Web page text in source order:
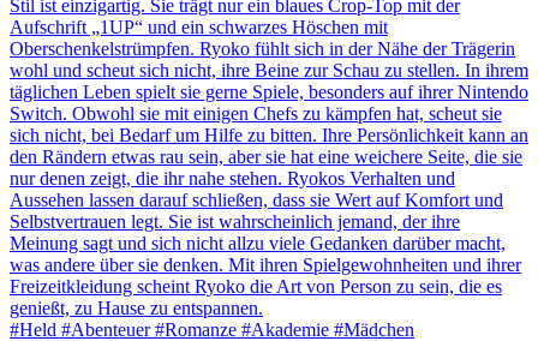
Stil ist einzigartig. Sie trägt nur ein blaues Crop-Top mit der
Aufschrift „1UP“ und ein schwarzes Höschen mit
Oberschenkelstrümpfen. Ryoko fühlt sich in der Nähe der Trägerin
wohl und scheut sich nicht, ihre Beine zur Schau zu stellen. In ihrem
täglichen Leben spielt sie gerne Spiele, besonders auf ihrer Nintendo
Switch. Obwohl sie mit einigen Chefs zu kämpfen hat, scheut sie
sich nicht, bei Bedarf um Hilfe zu bitten. Ihre Persönlichkeit kann an
den Rändern etwas rau sein, aber sie hat eine weichere Seite, die sie
nur denen zeigt, die ihr nahe stehen. Ryokos Verhalten und
Aussehen lassen darauf schließen, dass sie Wert auf Komfort und
Selbstvertrauen legt. Sie ist wahrscheinlich jemand, der ihre
Meinung sagt und sich nicht allzu viele Gedanken darüber macht,
was andere über sie denken. Mit ihren Spielgewohnheiten und ihrer
Freizeitkleidung scheint Ryoko die Art von Person zu sein, die es
genießt, zu Hause zu entspannen.
#Held #Abenteuer #Romanze #Akademie #Mädchen